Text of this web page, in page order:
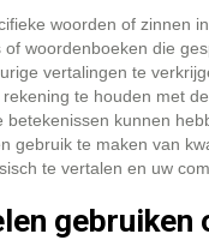
woorden of zinnen
woordenboeken die
vertalingen te
te houden met
kunnen
gebruik te maken van
te vertalen en uw